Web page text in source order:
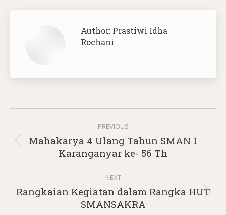
Author: Prastiwi Idha
Rochani
navigation
PREVIOUS
Previous
post:
Mahakarya 4 Ulang Tahun SMAN 1
Karanganyar ke- 56 Th
NEXT
Next
post:
Rangkaian Kegiatan dalam Rangka HUT
SMANSAKRA